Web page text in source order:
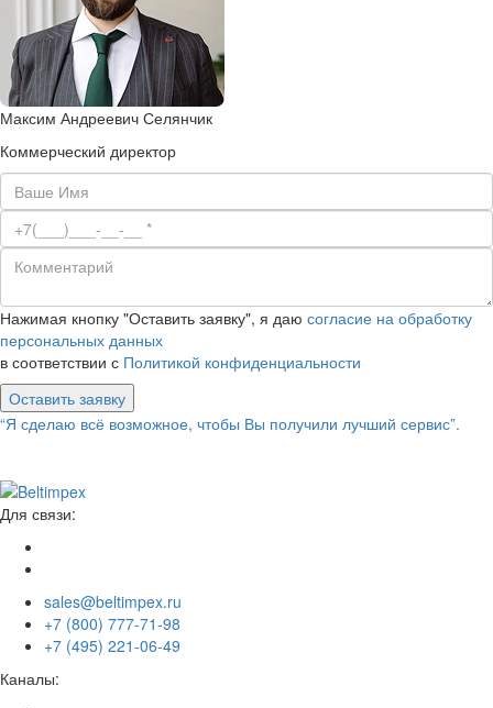
Максим Андреевич Селянчик
Коммерческий директор
Нажимая кнопку "Оставить заявку", я даю согласие на обработку
персональных данных
в соответствии с Политикой конфиденциальности
Оставить заявку
“Я сделаю всё возможное, чтобы Вы получили лучший сервис”.
Для связи:
sales@beltimpex.ru
+7 (800) 777-71-98
+7 (495) 221-06-49
Каналы: